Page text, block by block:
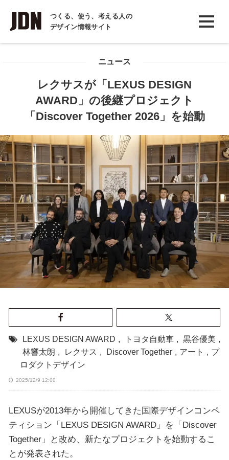
つくる、使う、考える人の
デザイン情報サイト
INTERVIEW
インタビュー
COLUMN
コラム
ニュース
レクサスが「LEXUS DESIGN
AWARD」の後継プロジェクト
「Discover Together 2026」を始動
LEXUS DESIGN AWARD , トヨタ自動車 , 黒谷優美 ,
林響太朗 , レクサス , Discover Together , アート , プ
ロダクトデザイン
2025/12/9 12:00
LEXUSが2013年から開催してきた国際デザインコンペ
ティション「LEXUS DESIGN AWARD」を「Discover
Together」と改め、新たなプロジェクトを始動するこ
とが発表された。